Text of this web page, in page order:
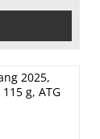
2025,
g, ATG